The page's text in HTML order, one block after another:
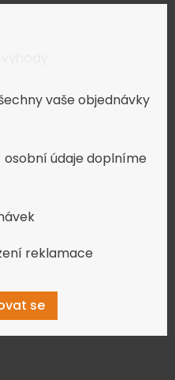
vaše objednávky
osobní údaje doplníme
reklamace
se